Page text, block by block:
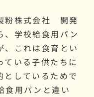
粉株式会社 開発
学校給食用パン
、これは食育とい
ている子供たちに
としているためで
食用パンと違い